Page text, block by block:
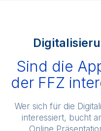
Sind die
der FFZ
Wer sich für die
interessiert, bucht
Online